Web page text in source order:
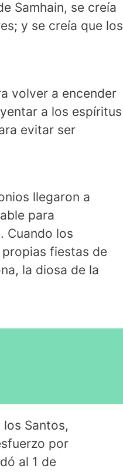
Samhain, se creía
y se creía que los
volver a encender
a los espíritus
evitar ser
llegaron a
para
Cuando los
fiestas de
la diosa de la
los Santos,
por
al 1 de